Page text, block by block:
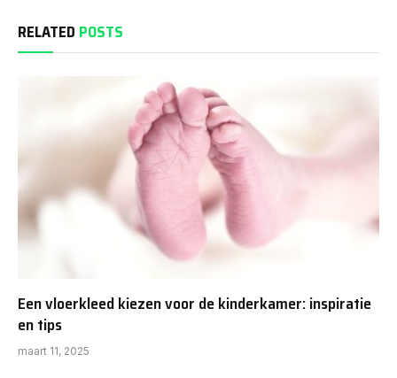
RELATED POSTS
Een vloerkleed kiezen voor de kinderkamer: inspiratie
en tips
maart 11, 2025